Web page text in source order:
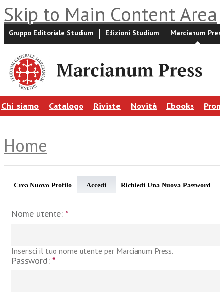
Skip to Main Content Area
Gruppo Editoriale Studium Edizioni Studium Marcianum
Chi siamo Catalogo Riviste Novità Ebooks
Home
Crea Nuovo Profilo Accedi Richiedi Una Nuova Password
Nome utente: *
Inserisci il tuo nome utente per Marcianum Press.
Password: *